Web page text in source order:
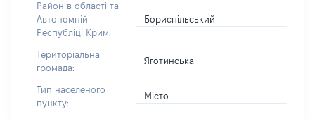
Район в області та
Автономній
Республіці Крим:
Бориспільський
Територіальна
громада:
Яготинська
Тип населеного
пункту:
Місто